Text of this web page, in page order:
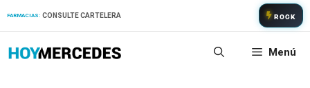
FARMACIAS: CONSULTE CARTELERA ROCK
Menú